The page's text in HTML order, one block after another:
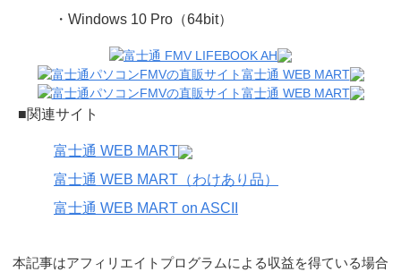
・Windows 10 Pro（64bit）
■関連サイト
富士通 WEB MART
富士通 WEB MART（わけあり品）
富士通 WEB MART on ASCII
本記事はアフィリエイトプログラムによる収益を得ている場合